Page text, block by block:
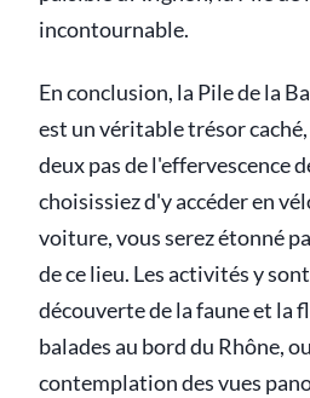
incontournable.
En conclusion, la Pile de la
est un véritable trésor caché,
deux pas de l'effervescence
choisissiez d'y accéder en
voiture, vous serez étonné
de ce lieu. Les activités y
découverte de la faune et la
balades au bord du Rhône,
contemplation des vues